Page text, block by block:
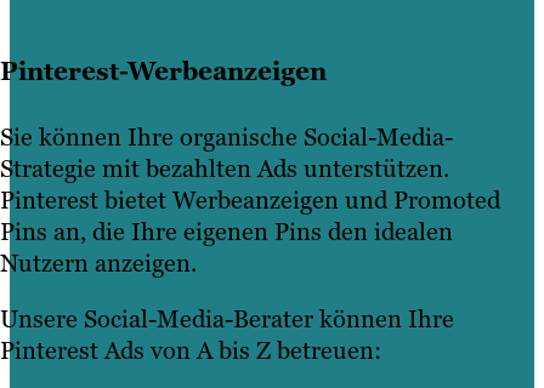
Pinterest-Werbeanzeigen
Sie können Ihre organische Social-Media-
Strategie mit bezahlten Ads unterstützen.
Pinterest bietet Werbeanzeigen und Promoted
Pins an, die Ihre eigenen Pins den idealen
Nutzern anzeigen.
Unsere Social-Media-Berater können Ihre
Pinterest Ads von A bis Z betreuen: